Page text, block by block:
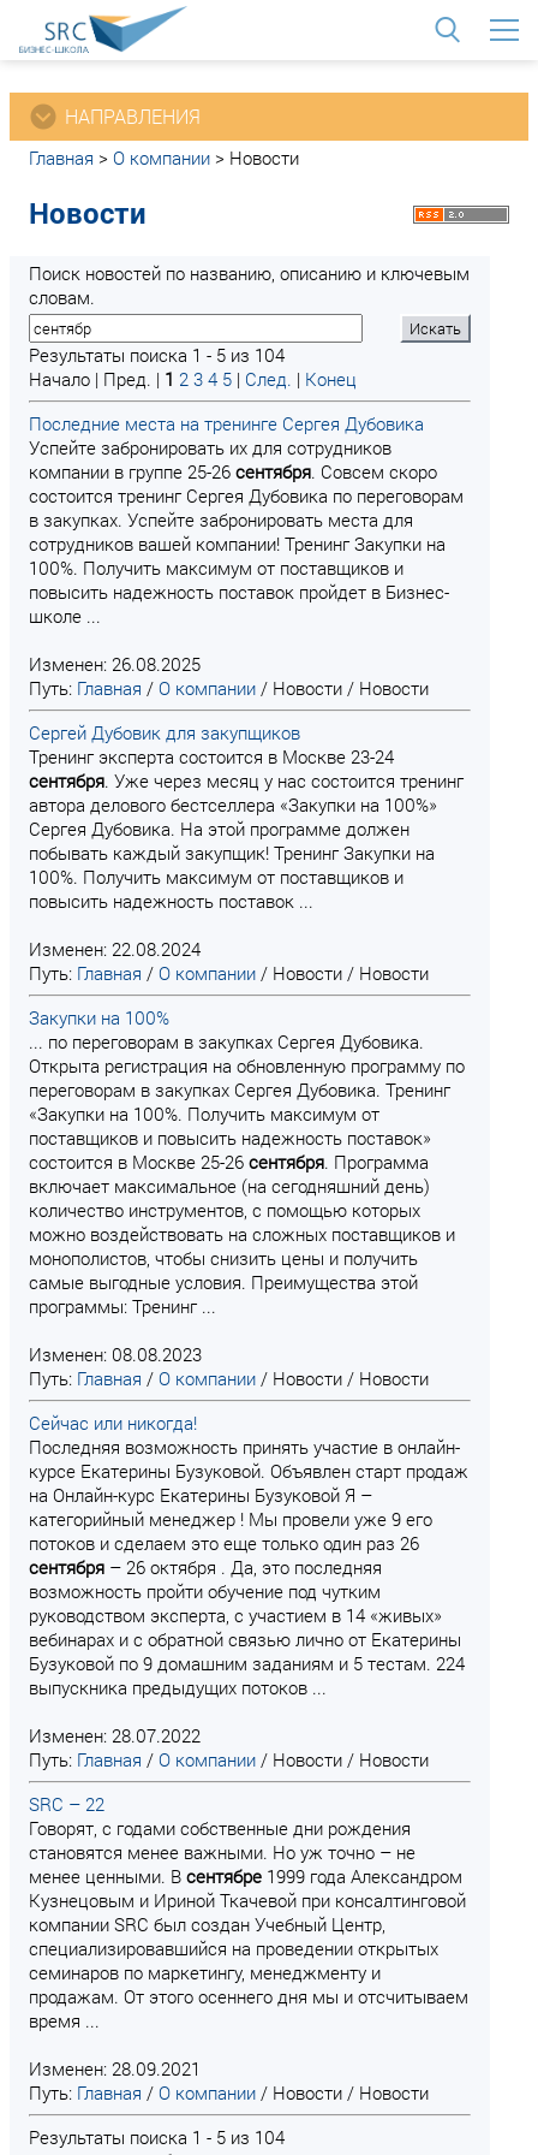
НАПРАВЛЕНИЯ
Главная > О компании > Новости
Новости
Поиск новостей по названию, описанию и ключевым
словам.
Результаты поиска 1 - 5 из 104
Начало | Пред. | 1 2 3 4 5 | След. | Конец
Последние места на тренинге Сергея Дубовика
Успейте забронировать их для сотрудников
компании в группе 25-26 сентября. Совсем скоро
состоится тренинг Сергея Дубовика по переговорам
в закупках. Успейте забронировать места для
сотрудников вашей компании! Тренинг Закупки на
100%. Получить максимум от поставщиков и
повысить надежность поставок пройдет в Бизнес-
школе ...
Изменен: 26.08.2025
Путь: Главная / О компании / Новости / Новости
Сергей Дубовик для закупщиков
Тренинг эксперта состоится в Москве 23-24
сентября. Уже через месяц у нас состоится тренинг
автора делового бестселлера «Закупки на 100%»
Сергея Дубовика. На этой программе должен
побывать каждый закупщик! Тренинг Закупки на
100%. Получить максимум от поставщиков и
повысить надежность поставок ...
Изменен: 22.08.2024
Путь: Главная / О компании / Новости / Новости
Закупки на 100%
... по переговорам в закупках Сергея Дубовика.
Открыта регистрация на обновленную программу по
переговорам в закупках Сергея Дубовика. Тренинг
«Закупки на 100%. Получить максимум от
поставщиков и повысить надежность поставок»
состоится в Москве 25-26 сентября. Программа
включает максимальное (на сегодняшний день)
количество инструментов, с помощью которых
можно воздействовать на сложных поставщиков и
монополистов, чтобы снизить цены и получить
самые выгодные условия. Преимущества этой
программы: Тренинг ...
Изменен: 08.08.2023
Путь: Главная / О компании / Новости / Новости
Сейчас или никогда!
Последняя возможность принять участие в онлайн-
курсе Екатерины Бузуковой. Объявлен старт продаж
на Онлайн-курс Екатерины Бузуковой Я –
категорийный менеджер ! Мы провели уже 9 его
потоков и сделаем это еще только один раз 26
сентября – 26 октября . Да, это последняя
возможность пройти обучение под чутким
руководством эксперта, с участием в 14 «живых»
вебинарах и с обратной связью лично от Екатерины
Бузуковой по 9 домашним заданиям и 5 тестам. 224
выпускника предыдущих потоков ...
Изменен: 28.07.2022
Путь: Главная / О компании / Новости / Новости
SRC – 22
Говорят, с годами собственные дни рождения
становятся менее важными. Но уж точно – не
менее ценными. В сентябре 1999 года Александром
Кузнецовым и Ириной Ткачевой при консалтинговой
компании SRC был создан Учебный Центр,
специализировавшийся на проведении открытых
семинаров по маркетингу, менеджменту и
продажам. От этого осеннего дня мы и отсчитываем
время ...
Изменен: 28.09.2021
Путь: Главная / О компании / Новости / Новости
Результаты поиска 1 - 5 из 104